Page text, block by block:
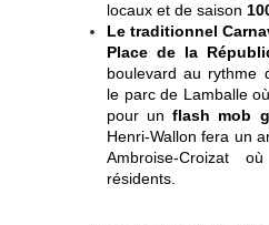
locaux et de saison
Le traditionnel
Place de la
boulevard au rythme
le parc de Lamballe
pour un flash mob
Henri-Wallon fera un
Ambroise-Croizat
résidents.